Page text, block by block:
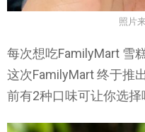
照片
每次想吃FamilyMart 雪
这次FamilyMart 终于推
前有2种口味可让你选择